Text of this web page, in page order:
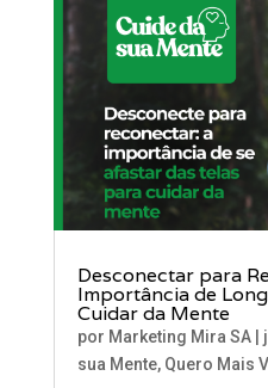
Desconectar para
Importância de
Cuidar da Mente
por Marketing Mira SA|
sua Mente, Quero Mais